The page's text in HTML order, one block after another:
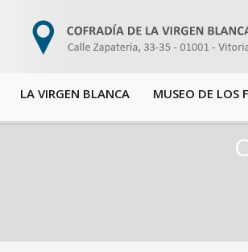
LA VIRGEN BLANCA MUSEO DE LOS